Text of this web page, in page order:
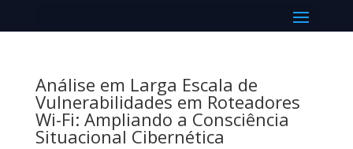
Análise em Larga Escala de
Vulnerabilidades em Roteadores
Wi-Fi: Ampliando a Consciência
Situacional Cibernética